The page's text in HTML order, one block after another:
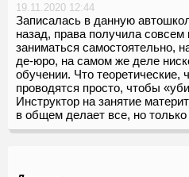
19.11.2020 12:44
Записалась в данную
назад, права получила
заниматься самостоятельно,
де-юро, на самом же деле
обучении. Что теоретические,
проводятся просто, чтобы
Инструктор на занятие
в общем делает все, но